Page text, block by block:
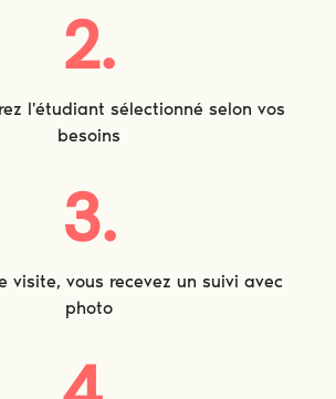
2.
l'étudiant sélectionné selon vos
besoins
3.
visite, vous recevez un suivi avec
photo